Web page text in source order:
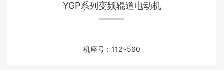
YGP系列变频辊道电动机
机座号：112~560